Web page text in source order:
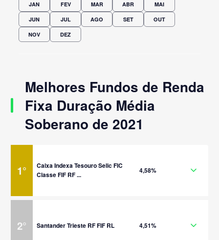
JAN FEV MAR ABR MAI
JUN JUL AGO SET OUT
NOV DEZ
Melhores Fundos de Renda
Fixa Duração Média
Soberano de 2021
1°
Caixa Indexa Tesouro Selic FIC
Classe FIF RF ...
4,58%
2° Santander Trieste RF FIF RL 4,51%